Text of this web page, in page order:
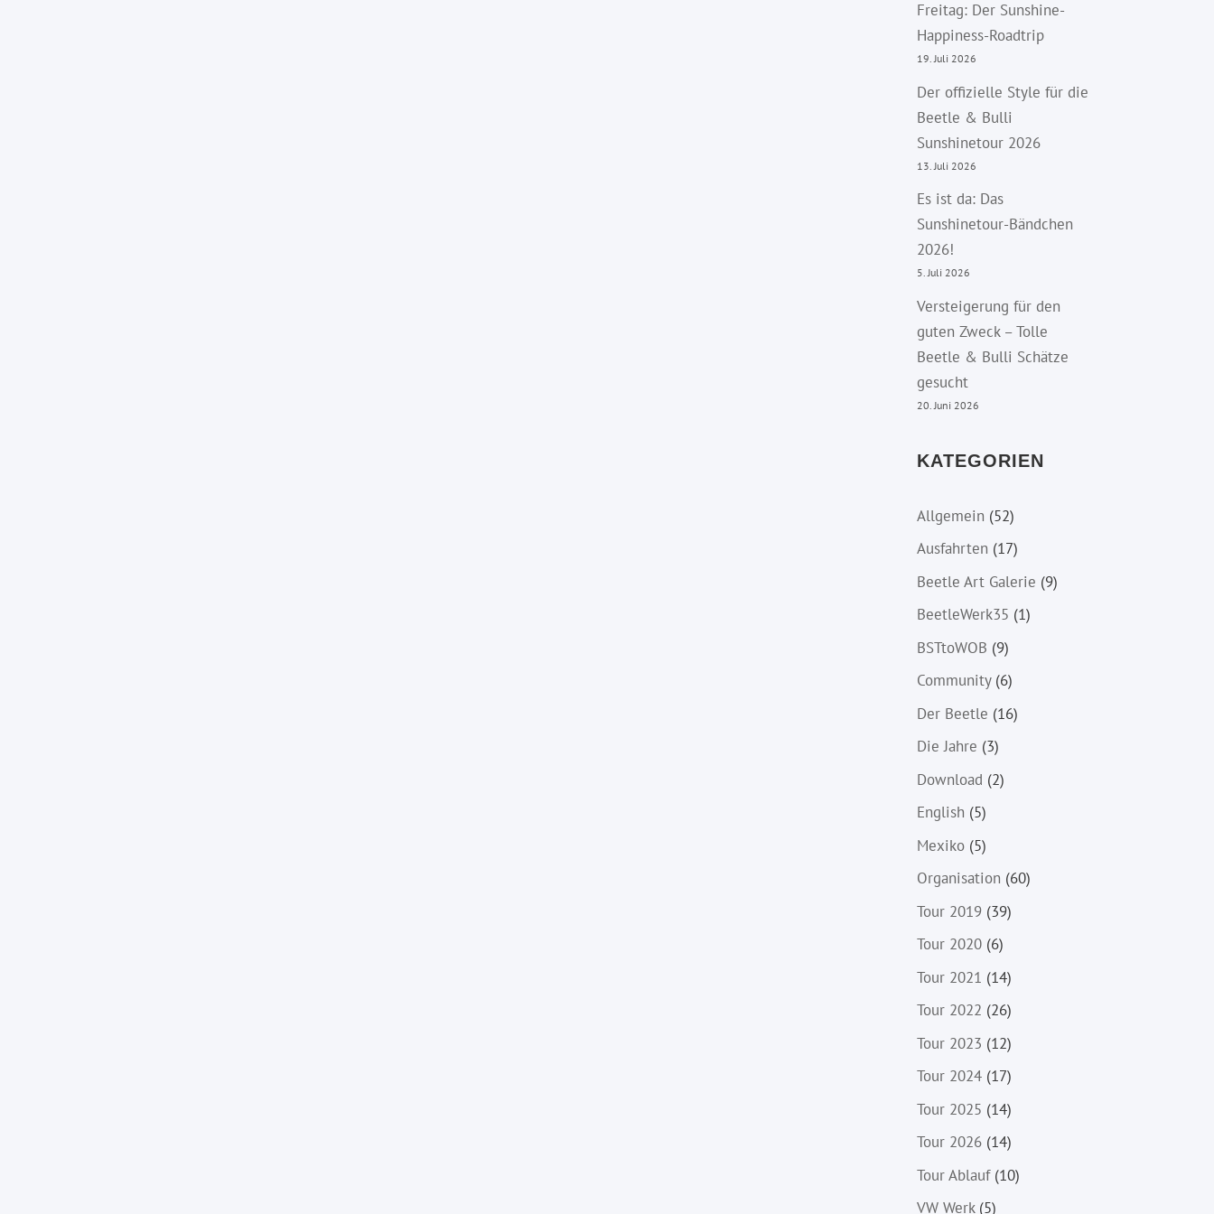
Freitag: Der Sunshine-
Happiness-Roadtrip
19. Juli 2026
Der offizielle Style für die
Beetle & Bulli
Sunshinetour 2026
13. Juli 2026
Es ist da: Das
Sunshinetour-Bändchen
2026!
5. Juli 2026
Versteigerung für den
guten Zweck – Tolle
Beetle & Bulli Schätze
gesucht
20. Juni 2026
KATEGORIEN
Allgemein (52)
Ausfahrten (17)
Beetle Art Galerie (9)
BeetleWerk35 (1)
BSTtoWOB (9)
Community(6)
Der Beetle (16)
Die Jahre (3)
Download (2)
English (5)
Mexiko (5)
Organisation (60)
Tour 2019 (39)
Tour 2020 (6)
Tour 2021 (14)
Tour 2022 (26)
Tour 2023 (12)
Tour 2024 (17)
Tour 2025 (14)
Tour 2026 (14)
Tour Ablauf(10)
VW Werk(5)